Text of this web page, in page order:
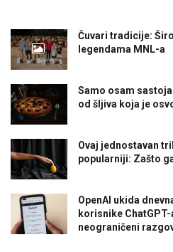
Čuvari tradicije:
legendama MNL-a
Samo osam
od šljiva koja je
Ovaj jednostavan
popularniji: Zašto
OpenAI ukida
korisnike
neograničeni